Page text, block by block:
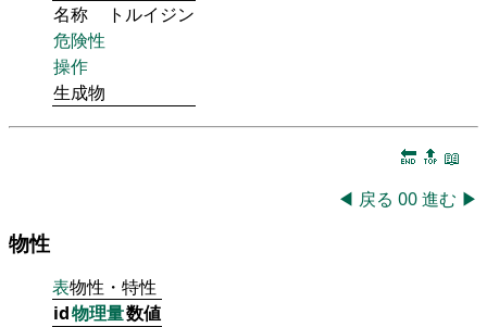
名称
トルイジン
危険性
操作
生成物
🔚 🔝 📖
◀ 戻る 00進む ▶
物性
表物性・特性
id物理量数値